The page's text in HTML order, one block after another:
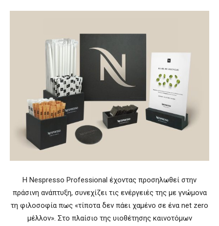
Η Nespresso Professional έχοντας προσηλωθεί στην
πράσινη ανάπτυξη, συνεχίζει τις ενέργειές της με γνώμονα
τη φιλοσοφία πως «τίποτα δεν πάει χαμένο σε ένα net zero
μέλλον». Στο πλαίσιο της υιοθέτησης καινοτόμων